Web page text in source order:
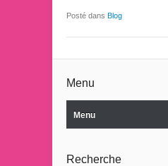
Posté dans Blog
Menu
Menu
Recherche